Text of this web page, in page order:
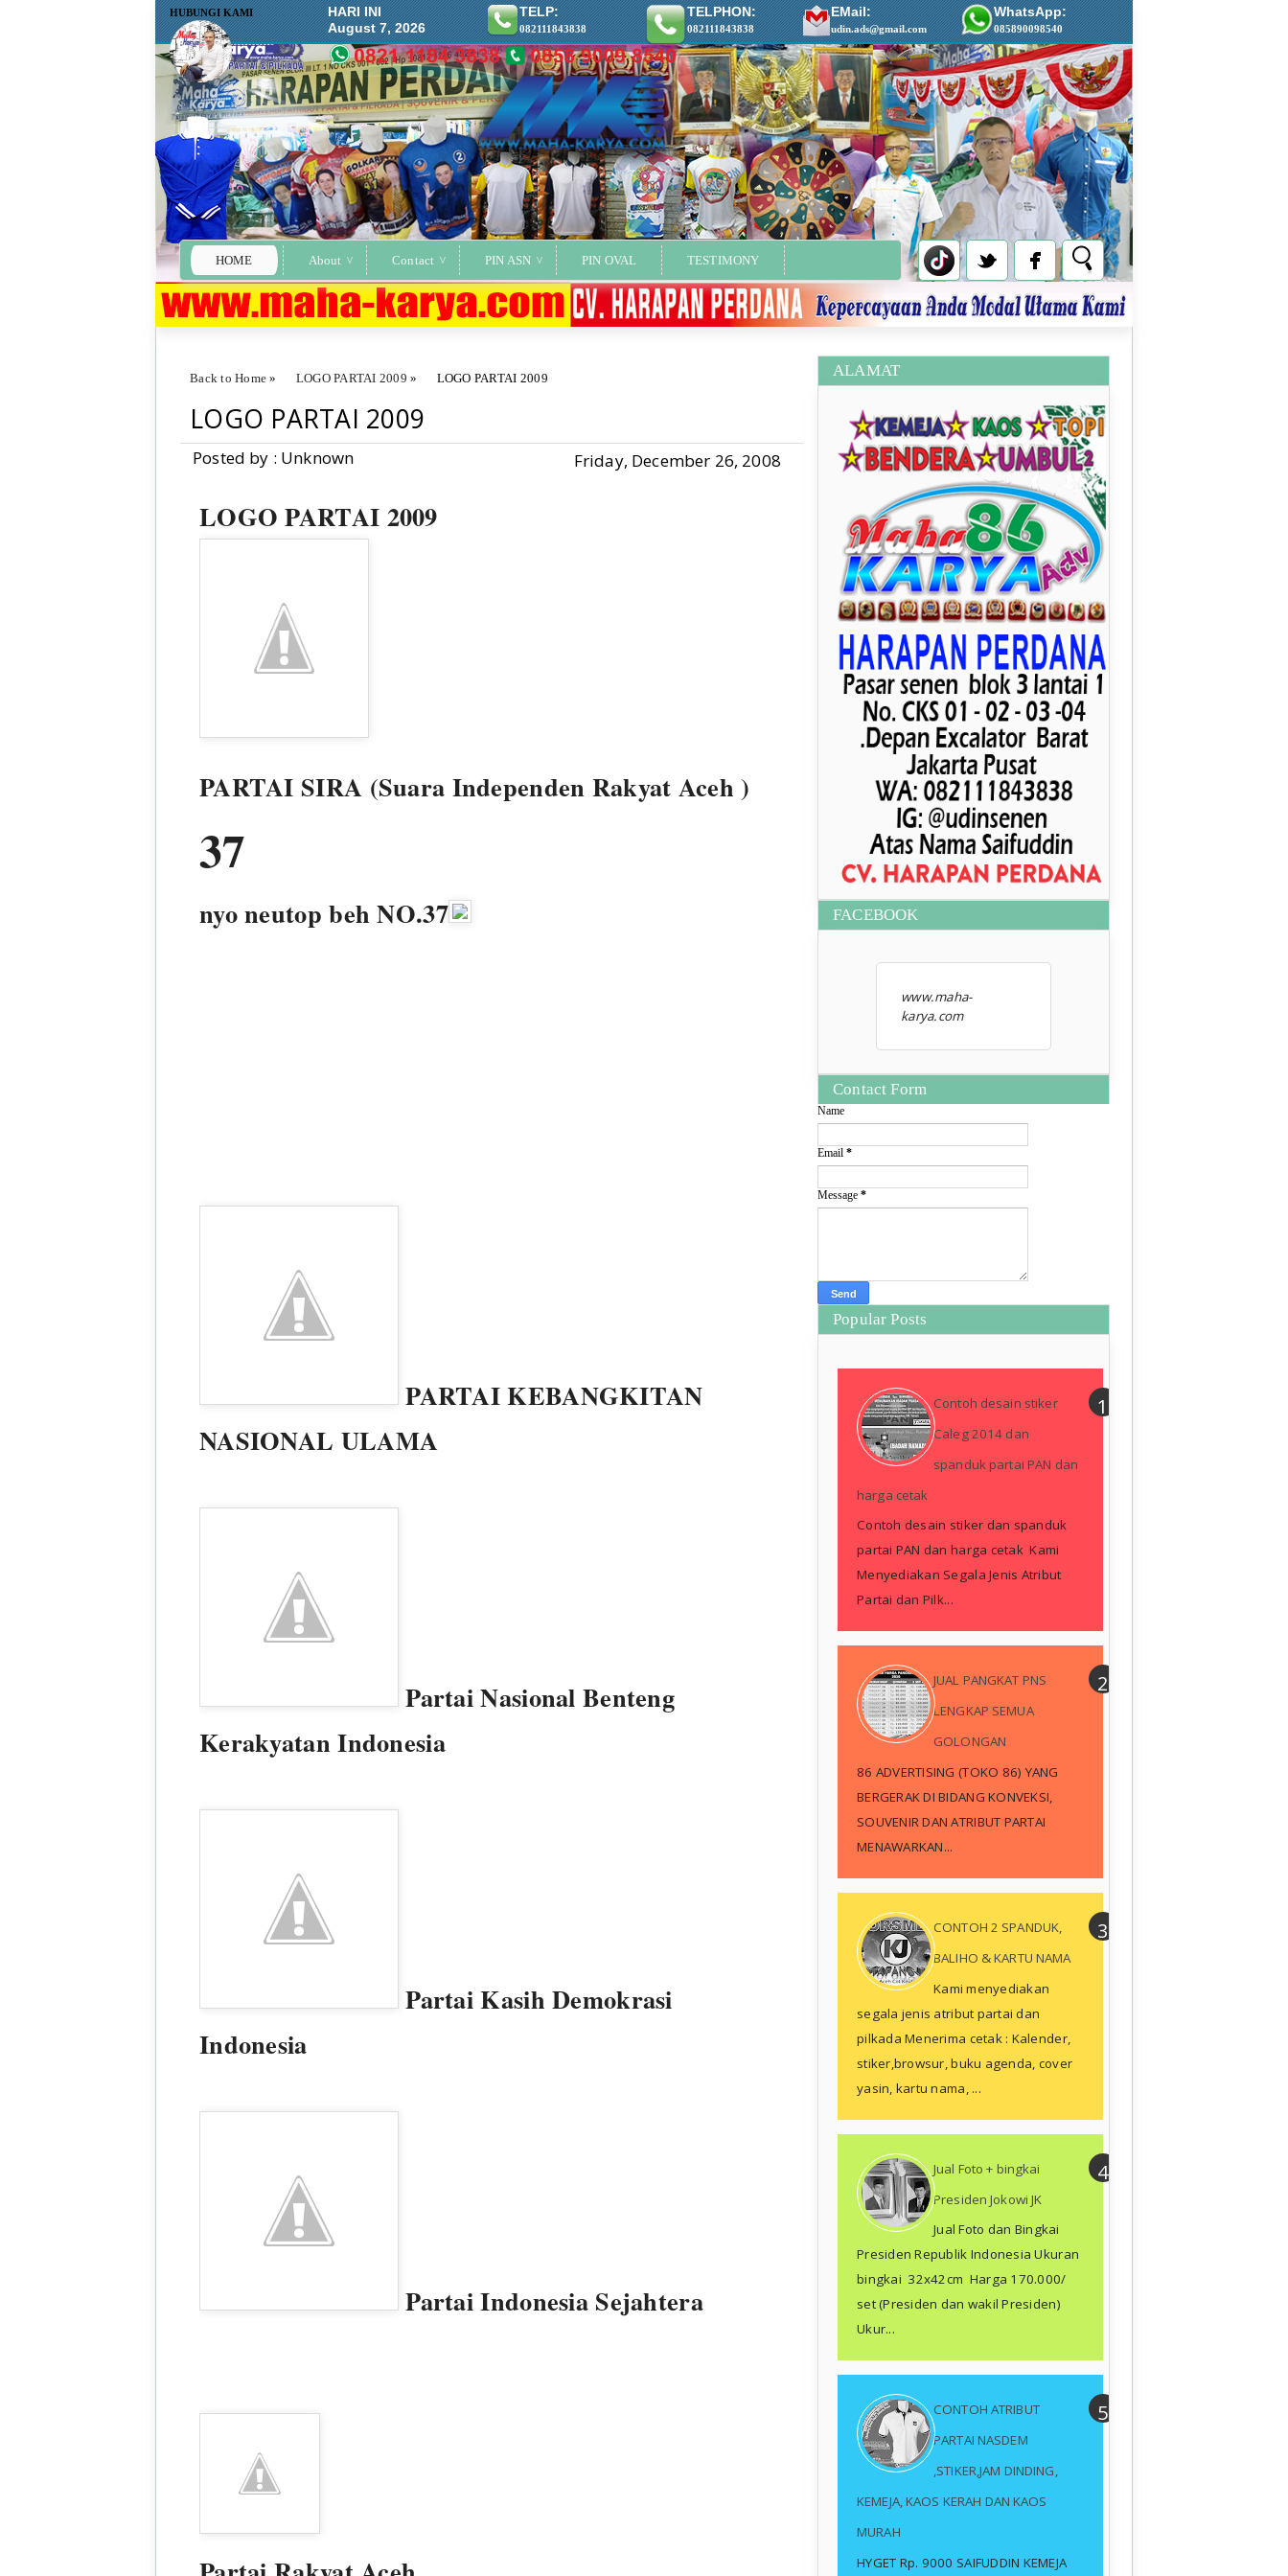
HOME About Contact PIN ASN PIN OVAL TESTIMONY
HUBUNGI KAMI
HARI INI
August 7, 2026
TELP:
082111843838
TELPHON:
082111843838
EMail:
udin.ads@gmail.com
WhatsApp:
085890098540
Back to Home » LOGO PARTAI 2009 » LOGO PARTAI 2009
LOGO PARTAI 2009
Posted by : Unknown Friday, December 26, 2008
LOGO PARTAI 2009
PARTAI SIRA (Suara Independen Rakyat Aceh )
37
nyo neutop beh NO.37
PARTAI KEBANGKITAN
NASIONAL ULAMA
Partai Nasional Benteng
Kerakyatan Indonesia
Partai Kasih Demokrasi
Indonesia
Partai Indonesia Sejahtera
ALAMAT
FACEBOOK
www.maha-
karya.com
Contact Form
Name
Email *
Message *
Popular Posts
Contoh desain stiker
Caleg 2014 dan
spanduk partai PAN dan
harga cetak
Contoh desain stiker dan spanduk
partai PAN dan harga cetak Kami
Menyediakan Segala Jenis Atribut
Partai dan Pilk...
JUAL PANGKAT PNS
LENGKAP SEMUA
GOLONGAN
86 ADVERTISING (TOKO 86) YANG
BERGERAK DI BIDANG KONVEKSI,
SOUVENIR DAN ATRIBUT PARTAI
MENAWARKAN...
CONTOH 2 SPANDUK,
BALIHO & KARTU NAMA
Kami menyediakan
segala jenis atribut partai dan
pilkada Menerima cetak : Kalender,
stiker,browsur, buku agenda, cover
yasin, kartu nama, ...
Jual Foto + bingkai
Presiden Jokowi JK
Jual Foto dan Bingkai
Presiden Republik Indonesia Ukuran
bingkai 32x42cm Harga 170.000/
set (Presiden dan wakil Presiden)
Ukur...
CONTOH ATRIBUT
PARTAI NASDEM
,STIKER,JAM DINDING,
KEMEJA, KAOS KERAH DAN KAOS
MURAH
HYGET Rp. 9000 SAIFUDDIN KEMEJA